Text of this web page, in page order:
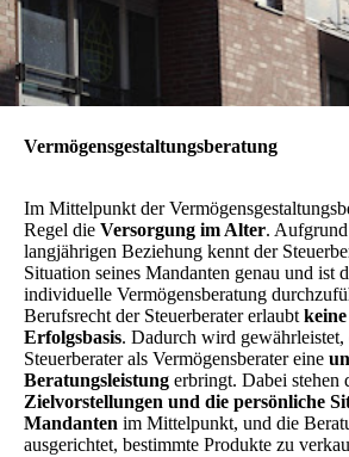
Vermögensgestaltungsberatung
Im Mittelpunkt der
Regel die Versorgung im Alter.
langjährigen Beziehung kennt der
Situation seines Mandanten genau und ist
individuelle Vermögensberatung
Berufsrecht der Steuerberater erlaubt
Erfolgsbasis. Dadurch wird gewährleistet,
Steuerberater als Vermögensberater eine
Beratungsleistung erbringt. Dabei stehen
Zielvorstellungen und die persönliche
Mandanten im Mittelpunkt, und die
ausgerichtet, bestimmte Produkte zu